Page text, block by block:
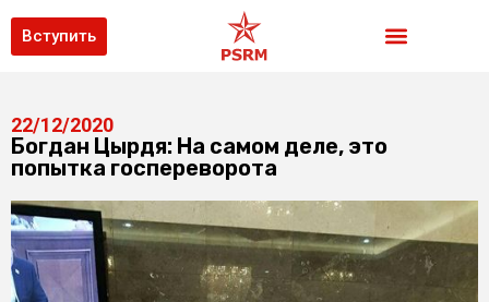
Вступить
22/12/2020
Богдан Цырдя: На самом деле, это
попытка госпереворота